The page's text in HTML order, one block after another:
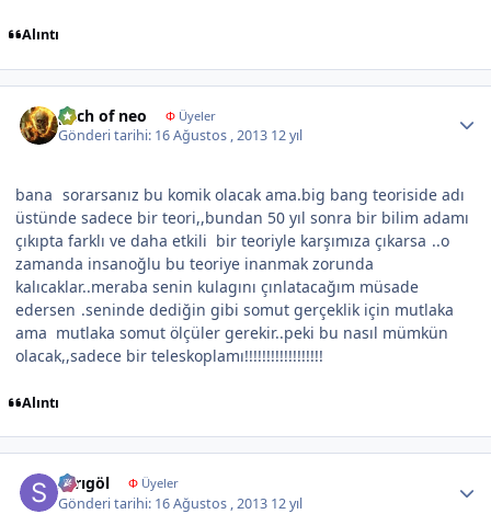
Alıntı
pach of neo ΦÜyeler
Gönderi tarihi: 16 Ağustos , 2013 12 yıl
bana sorarsanız bu komik olacak ama.big bang teoriside adı
üstünde sadece bir teori,,bundan 50 yıl sonra bir bilim adamı
çıkıpta farklı ve daha etkili bir teoriyle karşımıza çıkarsa ..o
zamanda insanoğlu bu teoriye inanmak zorunda
kalıcaklar..meraba senin kulagını çınlatacağım müsade
edersen .seninde dediğin gibi somut gerçeklik için mutlaka
ama mutlaka somut ölçüler gerekir..peki bu nasıl mümkün
olacak,,sadece bir teleskoplamı!!!!!!!!!!!!!!!!!!
Alıntı
sarıgöl ΦÜyeler
Gönderi tarihi: 16 Ağustos , 2013 12 yıl